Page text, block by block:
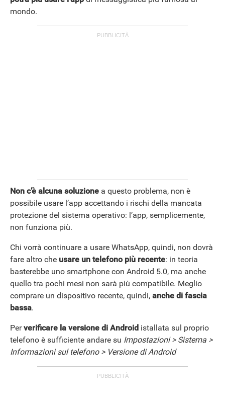
mondo.
Non c’è alcuna soluzione a questo problema, non è
possibile usare l’app accettando i rischi della mancata
protezione del sistema operativo: l’app, semplicemente,
non funziona più.
Chi vorrà continuare a usare WhatsApp, quindi, non dovrà
fare altro che usare un telefono più recente: in teoria
basterebbe uno smartphone con Android 5.0, ma anche
quello tra pochi mesi non sarà più compatibile. Meglio
comprare un dispositivo recente, quindi, anche di fascia
bassa.
Perverificare la versione di Android istallata sul proprio
telefono è sufficiente andare su Impostazioni > Sistema >
Informazioni sul telefono > Versione di Android